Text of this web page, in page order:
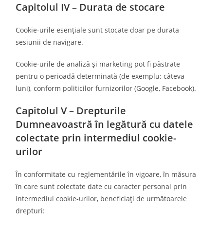
Capitolul IV – Durata de stocare
Cookie-urile esențiale sunt stocate doar pe durata
sesiunii de navigare.
Cookie-urile de analiză și marketing pot fi păstrate
pentru o perioadă determinată (de exemplu: câteva
luni), conform politicilor furnizorilor (Google, Facebook).
Capitolul V – Drepturile
Dumneavoastră în legătură cu datele
colectate prin intermediul cookie-
urilor
În conformitate cu reglementările în vigoare, în măsura
în care sunt colectate date cu caracter personal prin
intermediul cookie-urilor, beneficiați de următoarele
drepturi: